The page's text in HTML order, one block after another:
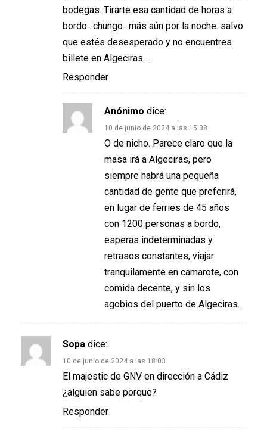
bodegas. Tirarte esa cantidad de horas a
bordo…chungo…más aún por la noche. salvo
que estés desesperado y no encuentres
billete en Algeciras…
Responder
Anónimo dice:
10 de junio de 2024 a las 15:38
O de nicho. Parece claro que la
masa irá a Algeciras, pero
siempre habrá una pequeña
cantidad de gente que preferirá,
en lugar de ferries de 45 años
con 1200 personas a bordo,
esperas indeterminadas y
retrasos constantes, viajar
tranquilamente en camarote, con
comida decente, y sin los
agobios del puerto de Algeciras.
Sopa dice:
10 de junio de 2024 a las 18:03
El majestic de GNV en dirección a Cádiz
¿alguien sabe porque?
Responder